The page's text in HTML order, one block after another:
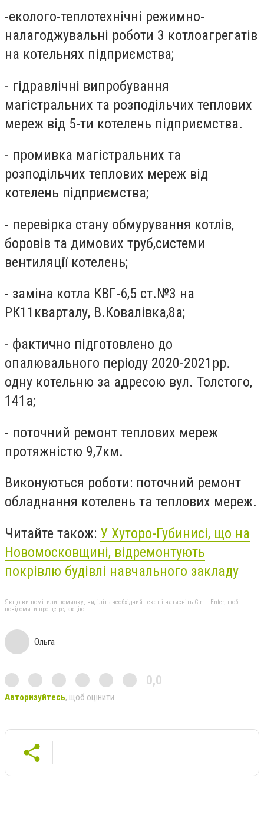
-еколого-теплотехнічні режимно-
налагоджувальні роботи 3 котлоагрегатів
на котельнях підприємства;
- гідравлічні випробування
магістральних та розподільчих теплових
мереж від 5-ти котелень підприємства.
- промивка магістральних та
розподільчих теплових мереж від
котелень підприємства;
- перевірка стану обмурування котлів,
боровів та димових труб,системи
вентиляції котелень;
- заміна котла КВГ-6,5 ст.№3 на
РК11кварталу, В.Ковалівка,8а;
- фактично підготовлено до
опалювального періоду 2020-2021рр.
одну котельню за адресою вул. Толстого,
141а;
- поточний ремонт теплових мереж
протяжністю 9,7км.
Виконуються роботи: поточний ремонт
обладнання котелень та теплових мереж.
Читайте також: У Хуторо-Губинисі, що на
Новомосковщині, відремонтують
покрівлю будівлі навчального закладу
Якщо ви помітили помилку, виділіть необхідний текст і натисніть Ctrl + Enter, щоб
повідомити про це редакцію
Ольга
0,0
Авторизуйтесь, щоб оцінити